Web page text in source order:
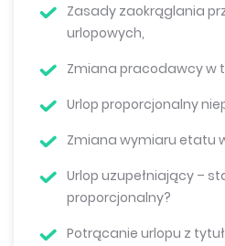
Zasady zaokrąglania
urlopowych,
Zmiana pracodawcy w
Urlop proporcjonalny
Zmiana wymiaru etatu
Urlop uzupełniający –
proporcjonalny?
Potrącanie urlopu z